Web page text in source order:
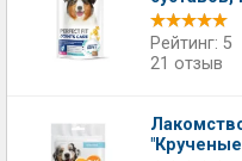
Рейтинг: 5
21 отзыв